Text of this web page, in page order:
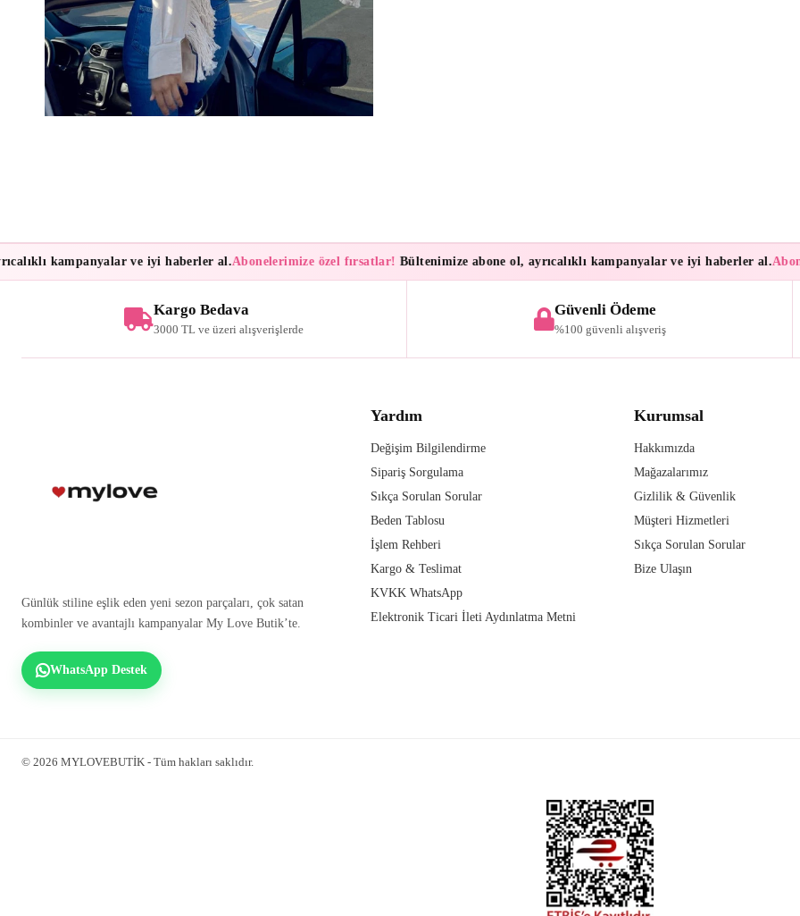
kampanyalar ve iyi haberler al. Abonelerimize özel fırsatlar!Bültenimize abone ol, ayrıcalıklı kampanyalar ve iyi haberler al.
Kargo Bedava
3000 TL ve üzeri alışverişlerde
Güvenli Ödeme
%100 güvenli alışveriş
Günlük stiline eşlik eden yeni sezon parçaları, çok satan
kombinler ve avantajlı kampanyalar My Love Butik’te.
WhatsApp Destek
Yardım
Değişim Bilgilendirme
Sipariş Sorgulama
Sıkça Sorulan Sorular
Beden Tablosu
İşlem Rehberi
Kargo & Teslimat
KVKK WhatsApp
Elektronik Ticari İleti Aydınlatma Metni
Kurumsal
Hakkımızda
Mağazalarımız
Gizlilik & Güvenlik
Müşteri Hizmetleri
Sıkça Sorulan Sorular
Bize Ulaşın
© 2026 MYLOVEBUTİK - Tüm hakları saklıdır.